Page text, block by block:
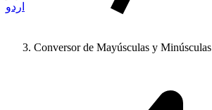
اردو
Conversor de Mayúsculas y Minúsculas